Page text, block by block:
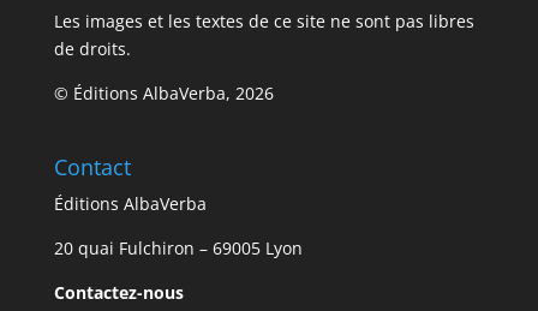
Les images et les textes de ce site ne sont pas libres
de droits.
© Éditions AlbaVerba, 2026
Contact
Éditions AlbaVerba
20 quai Fulchiron – 69005 Lyon
Contactez-nous